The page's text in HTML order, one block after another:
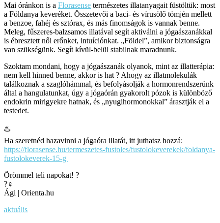
Mai óránkon is a Florasense természetes illatanyagait füstöltük: most
a Földanya keveréket. Összetevői a baci- és vírusölő tömjén mellett
a benzoe, fahéj és sztórax, és más finomságok is vannak benne.
Meleg, fűszeres-balzsamos illatával segít aktiválni a jógaászanákkal
is ébresztett női erőnket, intuíciónkat. „Földel”, amikor biztonságra
van szükségünk. Segít kívül-belül stabilnak maradnunk.
Szoktam mondani, hogy a jógaászanák olyanok, mint az illatterápia:
nem kell hinned benne, akkor is hat ? Ahogy az illatmolekulák
találkoznak a szaglóhámmal, és befolyásolják a hormonrendszerünk
által a hangulatunkat, úgy a jógaórán gyakorolt pózok is különböző
endokrin mirigyekre hatnak, és „nyugihormonokkal” árasztják el a
testedet.
♨️
Ha szeretnéd hazavinni a jógaóra illatát, itt juthatsz hozzá:
https://florasense.hu/termeszetes-fustoles/fustolokeverekek/foldanya-
fustolokeverek-15-g
Örömmel teli napokat! ?
?‍♀️
Ági | Orienta.hu
aktuális